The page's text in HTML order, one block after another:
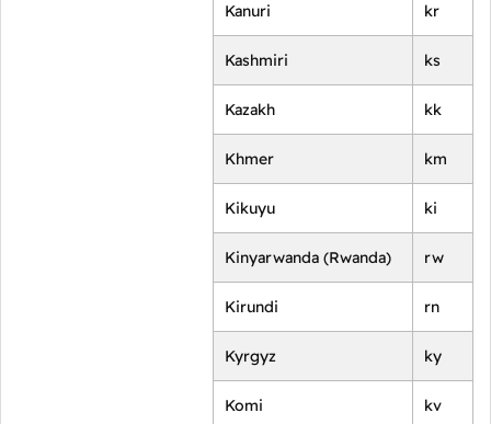
Kanuri kr
Kashmiri ks
Kazakh kk
Khmer km
Kikuyu ki
Kinyarwanda (Rwanda) rw
Kirundi rn
Kyrgyz ky
Komi kv